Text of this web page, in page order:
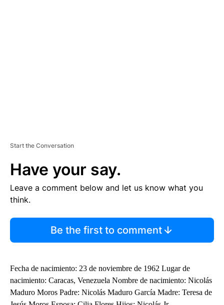
Start the Conversation
Have your say.
Leave a comment below and let us know what you
think.
Be the first to comment
Fecha de nacimiento: 23 de noviembre de 1962 Lugar de
nacimiento: Caracas, Venezuela Nombre de nacimiento: Nicolás
Maduro Moros Padre: Nicolás Maduro García Madre: Teresa de